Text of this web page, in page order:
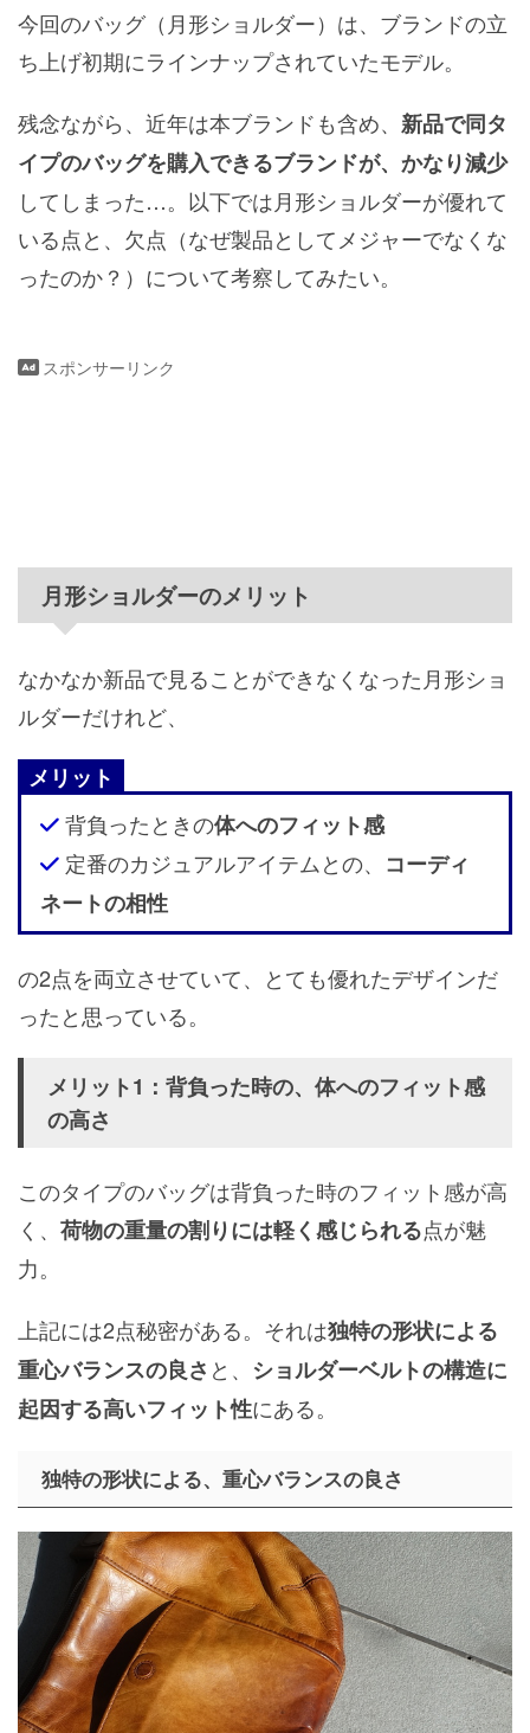
今回のバッグ（月形ショルダー）は、ブランドの立
ち上げ初期にラインナップされていたモデル。
残念ながら、近年は本ブランドも含め、 新品で同タ
イプのバッグを購入できるブランドが、かなり減少
してしまった…。以下では月形ショルダーが優れて
いる点と、欠点（なぜ製品としてメジャーでなくな
ったのか？）について考察してみたい。
スポンサーリンク
月形ショルダーのメリット
なかなか新品で見ることができなくなった月形ショ
ルダーだけれど、
メリット
背負ったときの体へのフィット感
定番のカジュアルアイテムとの、 コーディ
ネートの相性
の2点を両立させていて、とても優れたデザインだ
ったと思っている。
メリット1：背負った時の、体へのフィット感
の高さ
このタイプのバッグは背負った時のフィット感が高
く、 荷物の重量の割りには軽く感じられる点が魅
力。
上記には2点秘密がある。それは独特の形状による
重心バランスの良さ と、 ショルダーベルトの構造に
起因する高いフィット性にある。
独特の形状による、重心バランスの良さ